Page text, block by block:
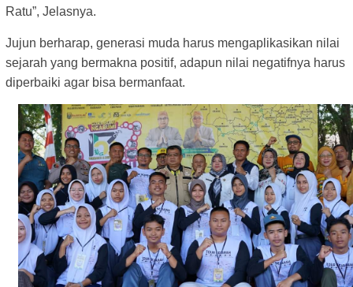
Ratu”, Jelasnya.
Jujun berharap, generasi muda harus mengaplikasikan nilai
sejarah yang bermakna positif, adapun nilai negatifnya harus
diperbaiki agar bisa bermanfaat.